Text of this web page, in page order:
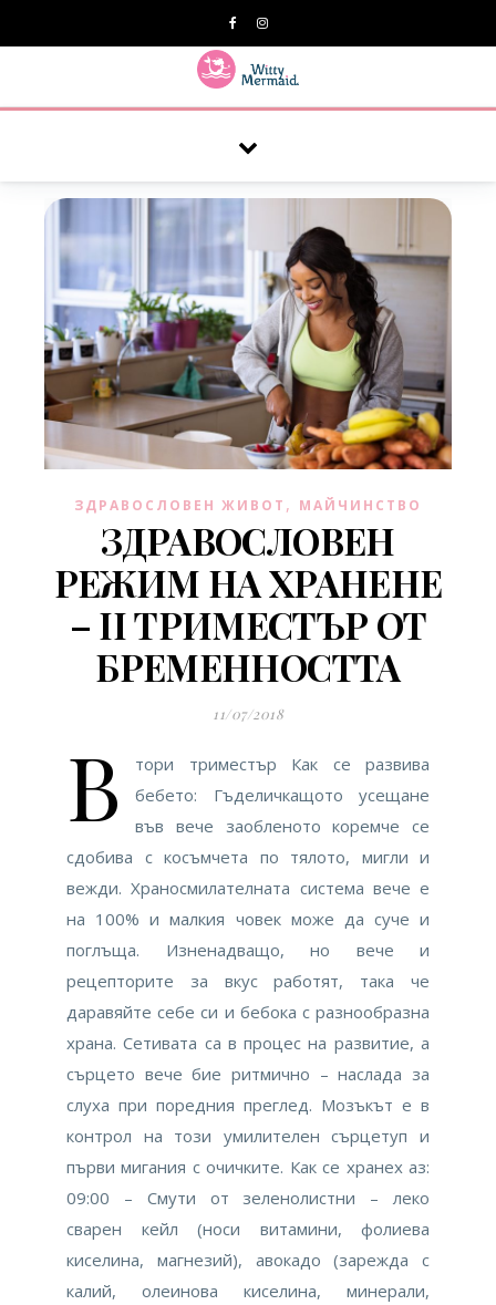
ЗДРАВОСЛОВЕН ЖИВОТ , МАЙЧИНСТВО
ЗДРАВОСЛОВЕН
РЕЖИМ НА ХРАНЕНЕ
– II ТРИМЕСТЪР ОТ
БРЕМЕННОСТТА
11/07/2018
В
тори триместър Как се развива
бебето: Гъделичкащото усещане
във вече заобленото коремче се
сдобива с косъмчета по тялото, мигли и
вежди. Храносмилателната система вече е
на 100% и малкия човек може да суче и
поглъща. Изненадващо, но вече и
рецепторите за вкус работят, така че
даравяйте себе си и бебока с разнообразна
храна. Сетивата са в процес на развитие, а
сърцето вече бие ритмично – наслада за
слуха при поредния преглед. Мозъкът е в
контрол на този умилителен сърцетуп и
първи мигания с очичките. Как се хранех аз:
09:00 – Смути от зеленолистни – леко
сварен кейл (носи витамини, фолиева
киселина, магнезий), авокадо (зарежда с
калий, олеинова киселина, минерали,